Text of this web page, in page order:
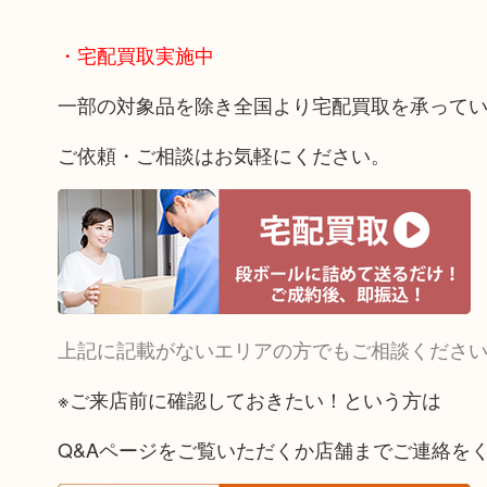
・宅配買取実施中
一部の対象品を除き全国より宅配買取を承ってい
ご依頼・ご相談はお気軽にください。
上記に記載がないエリアの方でもご相談ください
※ご来店前に確認しておきたい！という方は
Q&Aページをご覧いただくか店舗までご連絡をく